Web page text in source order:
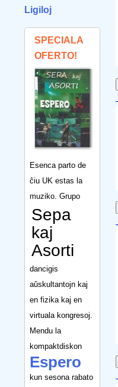
Ligiloj
SPECIALA
OFERTO!
Esenca parto de
ĉiu UK estas la
muziko. Grupo
Sepa
kaj
Asorti
dancigis
aŭskultantojn kaj
en fizika kaj en
virtuala kongresoj.
Mendu la
kompaktdiskon
Espero
kun sesona rabato